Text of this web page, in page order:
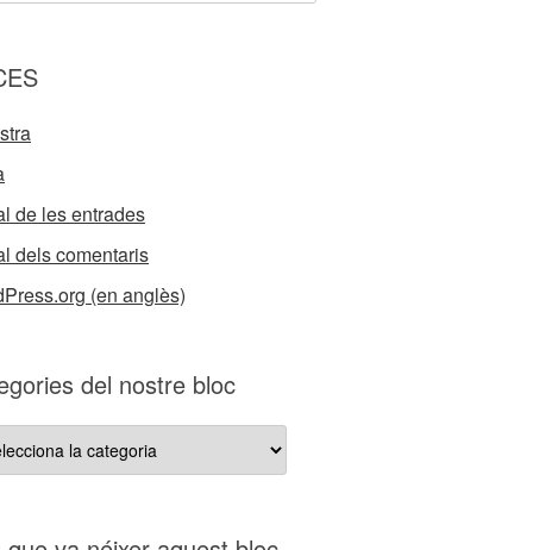
de les entrades
dels comentaris
(en anglès)
del nostre bloc